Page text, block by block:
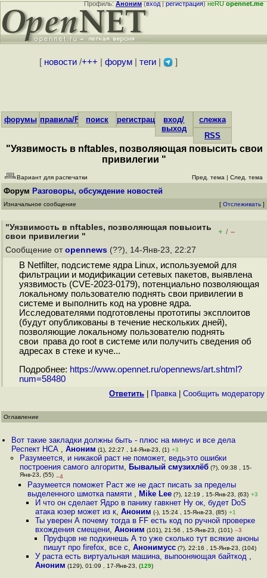
Профиль:Аноним(вход|регистрация)неRUopennet.me
[ новости/+++ форум| теги| ]
форумы правила/FAQпоиск регистрациявход/
выход
слежка
RSS
"Уязвимость в nftables, позволяющая повысить свои
привилегии "
Вариант для распечатки Пред. тема | След. тема
Форум Разговоры, обсуждение новостей
Изначальное сообщение [ Отслеживать ]
"Уязвимость в nftables, позволяющая повысить
свои привилегии "
+ / –
Сообщение от opennews (??), 14-Янв-23, 22:27
В Netfilter, подсистеме ядра Linux, используемой для
фильтрации и модификации сетевых пакетов, выявлена
уязвимость (CVE-2023-0179), потенциально позволяющая
локальному пользователю поднять свои привилегии в
системе и выполнить код на уровне ядра.
Исследователями подготовлены прототипы эксплоитов
(будут опубликованы в течение нескольких дней),
позволяющие локальному пользователю поднять
свои права до root в системе или получить сведения об
адресах в стеке и куче...
Подробнее: https://www.opennet.ru/opennews/art.shtml?
num=58480
Ответить Правка| Cообщить модератору
Оглавление
Вот такие закладки должны быть - плюс на минус и все дела
Респект НСА ,Аноним (1), 22:27 , 14-Янв-23, (1) +3
Разумеется, и никакой раст не поможет, ведьэто ошибки
построения самого алгоритм, Бывалый смузихлёб(?), 09:38 , 15-
Янв-23, (55) –4
Разумеется поможет Раст же не даст писать за пределы
выделенного шмотка памяти , Mike Lee(?), 12:19 , 15-Янв-23, (63) +3
И что он сделает Ядро в панику гавкнет Ну ок, будет DoS
атака юзер может из к,Аноним (-), 15:24 , 15-Янв-23, (85) +1
Ты уверен А почему тогда в FF есть код по ручной проверке
вхождения смещени,Аноним (101), 21:56 , 15-Янв-23, (101) –3
Пруфцов не подкинешь А то уже сколько тут всякие аноны
пишут про firefox, все с, Анонимусс(?), 22:16 , 15-Янв-23, (104)
У раста есть виртуальная машина, выпооняющая байткод ,
Аноним (129), 01:09 , 17-Янв-23, (129)